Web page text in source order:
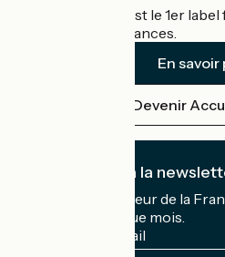
Accueil Vélo c'est le 1er
cyclistes en vacances.
En savoir
Devenir
Je m'abonne à la
Recevez le meilleur de la
boîte mail chaque mois.
Mon adresse mail